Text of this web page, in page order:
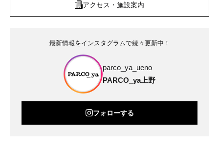
アクセス・施設案内
最新情報をインスタグラムで続々更新中！
parco_ya_ueno
PARCO_ya上野
フォローする